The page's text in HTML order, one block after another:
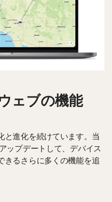
ェブの機能
と進化を続けています。当
ップデートして、デバイス
きるさらに多くの機能を追